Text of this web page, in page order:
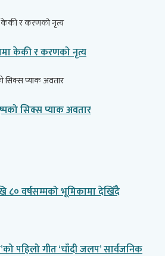
केकी र करणको नृत्य
सिक्स प्याक अवतार
८० वर्षसम्मको भूमिकामा देखिँदै
पहिलो गीत ‘चाँदी जलप’ सार्वजनिक